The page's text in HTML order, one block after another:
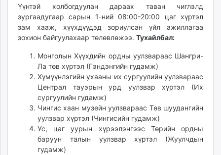
Eguur.mn
24tsag.mn
shuud.mn
ergelt.mn
zarig.mn
today.mn
mminfo.mn
ugluu.mn
urlag.mn
unen.mn
Үүнтэй холбогдуулан дараах таван чиглэлд
зургаадугаар сарын 1-ний 08:00-20:00 цаг хүртэл
зам хааж, хүүхдүүдэд зориулсан үйл ажиллагаа
зохион байгуулахаар төлөвлөжээ. Тухайлбал:
Монголын Хүүхдийн ордны уулзвараас Шангри-
Ла төв хүртэл (Гэндэнгийн гудамж)
Хүмүүнлэгийн ухааны их сургуулийн уулзвараас
Централ тауэрын урд уулзвар хүртэл (Их
сургуулийн гудамж)
Чингис хаан музейн уулзвараас Төв шуудангийн
уулзвар хүртэл (Чингисийн гудамж)
Ус, цаг уурын хүрээлэнгээс Төрийн ордны
баруун талын уулзвар хүртэл (Жуулчдын
гудамж)